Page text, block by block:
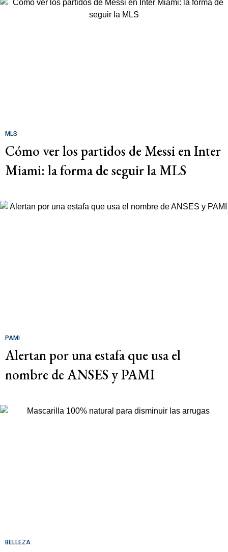
MLS
Cómo ver los partidos de Messi en Inter
Miami: la forma de seguir la MLS
PAMI
Alertan por una estafa que usa el
nombre de ANSES y PAMI
BELLEZA